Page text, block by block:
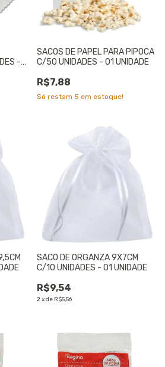
-
SACOS DE PAPEL PARA PIPOCA
C/50 UNIDADES - 01 UNIDADE
R$7,88
Só restam 5 em estoque!
SACO DE ORGANZA 9X7CM
C/10 UNIDADES - 01 UNIDADE
R$9,54
2xde R$5,56